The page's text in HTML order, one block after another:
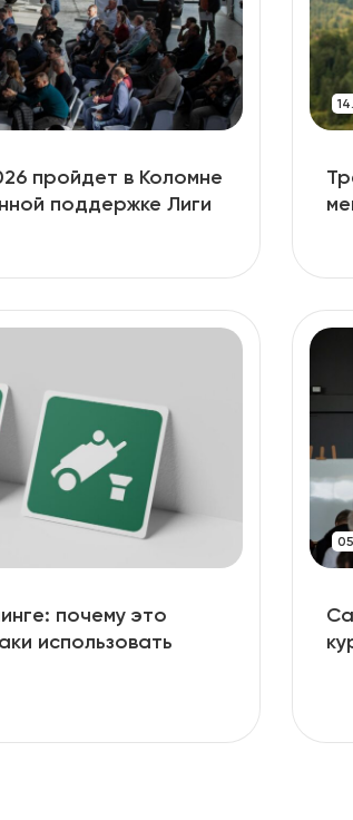
пройдет в Коломне
поддержке Лиги
почему это
использовать